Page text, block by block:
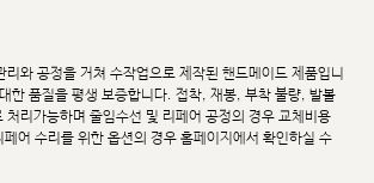
리와 공정을 거쳐 수작업으로 제작된 핸드메이드 제품입니
한 품질을 평생 보증합니다. 접착, 재봉, 부착 불량, 발볼
처리가능하며 줄임수선 및 리페어 공정의 경우 교체비용
어 수리를 위한 옵션의 경우 홈페이지에서 확인하실 수